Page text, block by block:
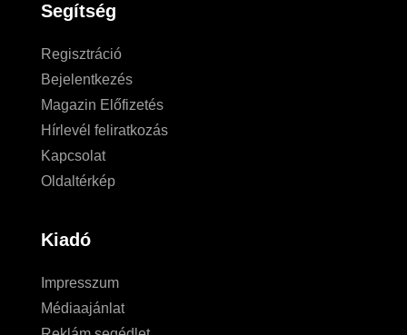
Segítség
Regisztráció
Bejelentkezés
Magazin Előfizetés
Hírlevél feliratkozás
Kapcsolat
Oldaltérkép
Kiadó
Impresszum
Médiaajánlat